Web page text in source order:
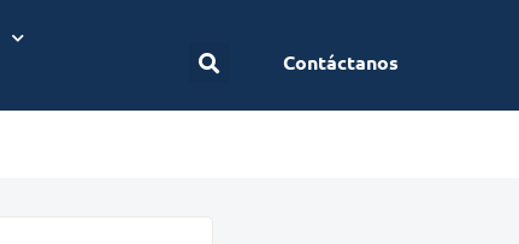
Contáctanos